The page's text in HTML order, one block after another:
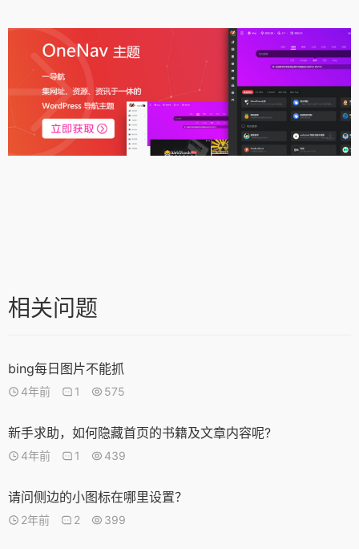
相关问题
bing每日图片不能抓
4年前 1 575
新手求助，如何隐藏首页的书籍及文章内容呢?
4年前 1 439
请问侧边的小图标在哪里设置？
2年前 2 399